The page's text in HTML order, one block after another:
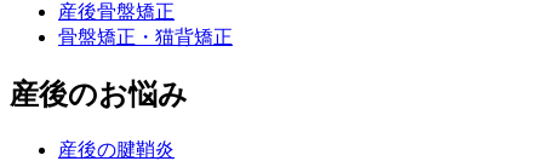
産後骨盤矯正
骨盤矯正・猫背矯正
産後のお悩み
産後の腱鞘炎